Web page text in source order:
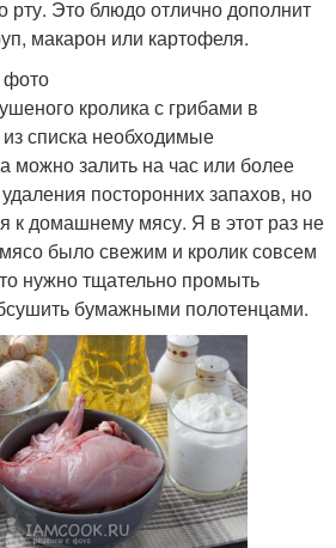
рту. Это блюдо отлично дополнит
макарон или картофеля.
кролика с грибами в
списка необходимые
можно залить на час или более
посторонних запахов, но
к домашнему мясу. Я в этот раз не
было свежим и кролик совсем
нужно тщательно промыть
бумажными полотенцами.